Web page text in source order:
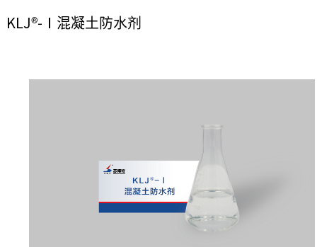
KLJ®-Ⅰ混凝土防水剂